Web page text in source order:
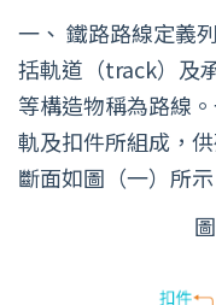
一、 鐵路路線定義
括軌道（track）及
等構造物稱為路線
軌及扣件所組成，
斷面如圖（一）所示